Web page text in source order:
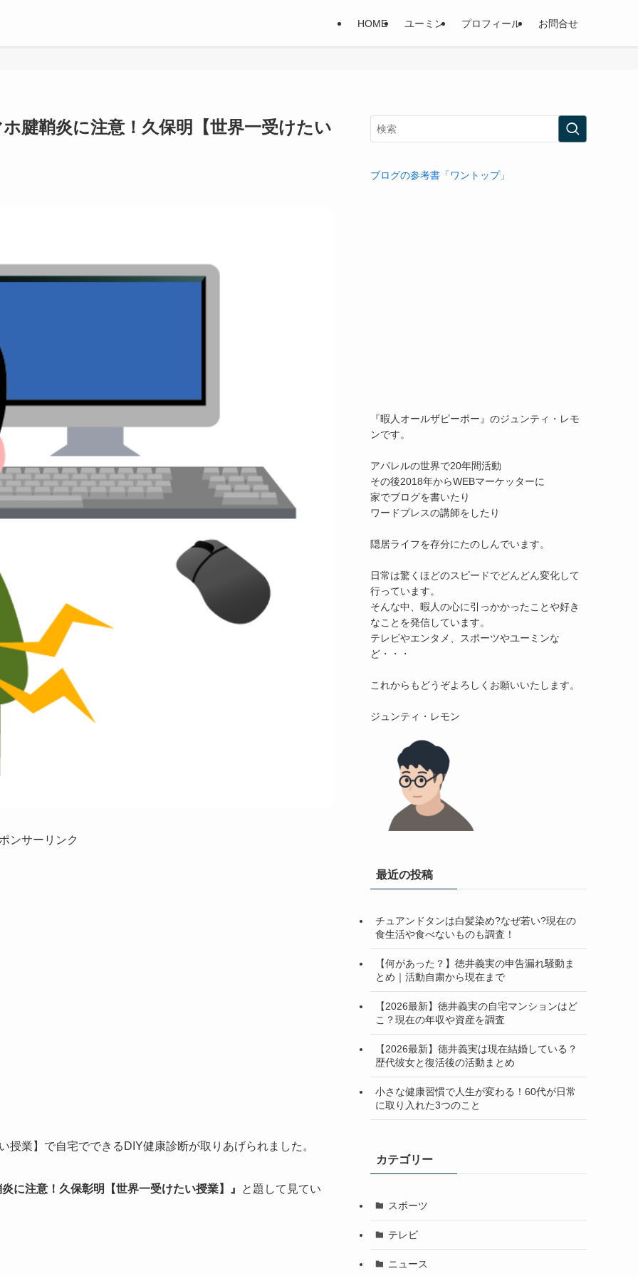
HOME ユーミン プロフィール お問合せ
腱鞘炎に注意！久保明【世界一受けたい
ンサーリンク
業】で自宅でできるDIY健康診断が取りあげられました。
に注意！久保彰明【世界一受けたい授業】』 と題して見てい
ブログの参考書「ワントップ」
『暇人オールザピーポー』のジュンティ・レモ
ンです。
アパレルの世界で20年間活動
その後2018年からWEBマーケッターに
家でブログを書いたり
ワードプレスの講師をしたり
隠居ライフを存分にたのしんでいます。
日常は驚くほどのスピードでどんどん変化して
行っています。
そんな中、暇人の心に引っかかったことや好き
なことを発信しています。
テレビやエンタメ、スポーツやユーミンな
ど・・・
これからもどうぞよろしくお願いいたします。
最近の投稿
チュアンドタンは白髪染め?なぜ若い?現在の
食生活や食べないものも調査！
【何があった？】徳井義実の申告漏れ騒動ま
とめ｜活動自粛から現在まで
【2026最新】徳井義実の自宅マンションはど
こ？現在の年収や資産を調査
【2026最新】徳井義実は現在結婚している？
歴代彼女と復活後の活動まとめ
小さな健康習慣で人生が変わる！60代が日常
に取り入れた3つのこと
カテゴリー
スポーツ
テレビ
ニュース